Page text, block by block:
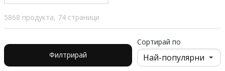
5868 продукта, 74 страници
Филтрирай
Сортирай по